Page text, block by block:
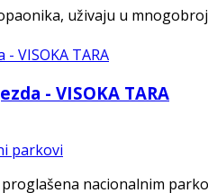
uživaju u
- VISOKA TARA
parkovi
nacionalnim